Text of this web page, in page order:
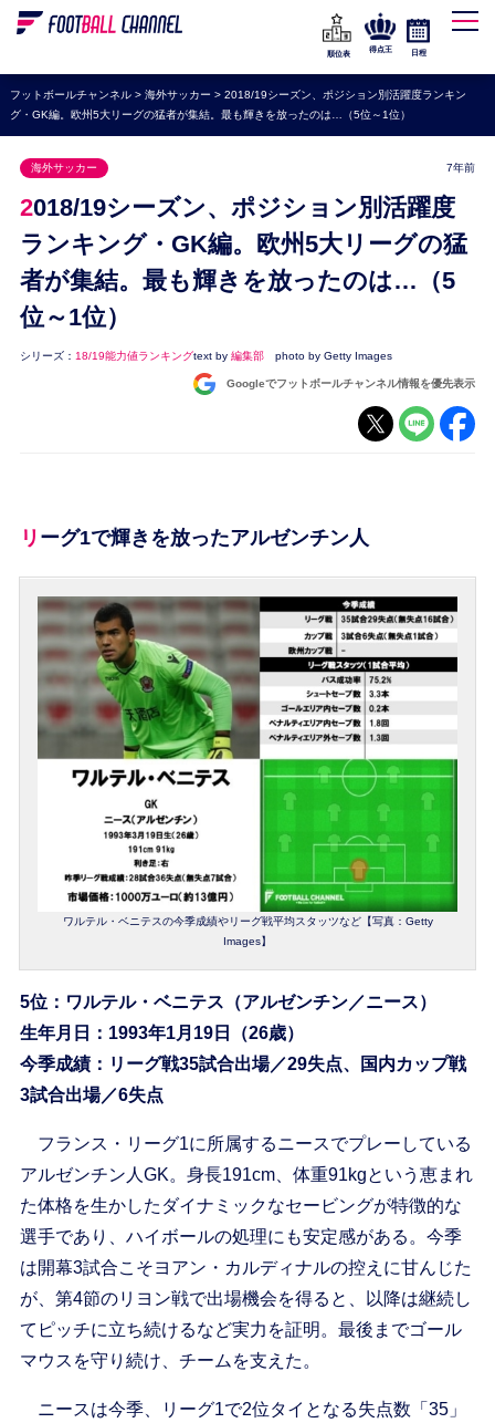
WEリーグ
海外サッカー
プレミアリーグ
ラ・リーガ
セリエA
ブンデスリーガ
UEFA
ナショナルチーム
高校サッカー
順位表
得点王 日程
フットボールチャンネル> 海外サッカー > 2018/19シーズン、ポジション別活躍度ランキン
グ・GK編。欧州5大リーグの猛者が集結。最も輝きを放ったのは…（5位～1位）
海外サッカー 7年前
2018/19シーズン、ポジション別活躍度
ランキング・GK編。欧州5大リーグの猛
者が集結。最も輝きを放ったのは…（5
位～1位）
シリーズ： 18/19能力値ランキングtext by 編集部 photo by Getty Images
Googleでフットボールチャンネル情報を優先表示
リーグ1で輝きを放ったアルゼンチン人
ワルテル・ベニテスの今季成績やリーグ戦平均スタッツなど【写真：Getty
Images】
5位：ワルテル・ベニテス（アルゼンチン／ニース）
生年月日：1993年1月19日（26歳）
今季成績：リーグ戦35試合出場／29失点、国内カップ戦
3試合出場／6失点
フランス・リーグ1に所属するニースでプレーしている
アルゼンチン人GK。身長191cm、体重91kgという恵まれ
た体格を生かしたダイナミックなセービングが特徴的な
選手であり、ハイボールの処理にも安定感がある。今季
は開幕3試合こそヨアン・カルディナルの控えに甘んじた
が、第4節のリヨン戦で出場機会を得ると、以降は継続し
てピッチに立ち続けるなど実力を証明。最後までゴール
マウスを守り続け、チームを支えた。
ニースは今季、リーグ1で2位タイとなる失点数「35」